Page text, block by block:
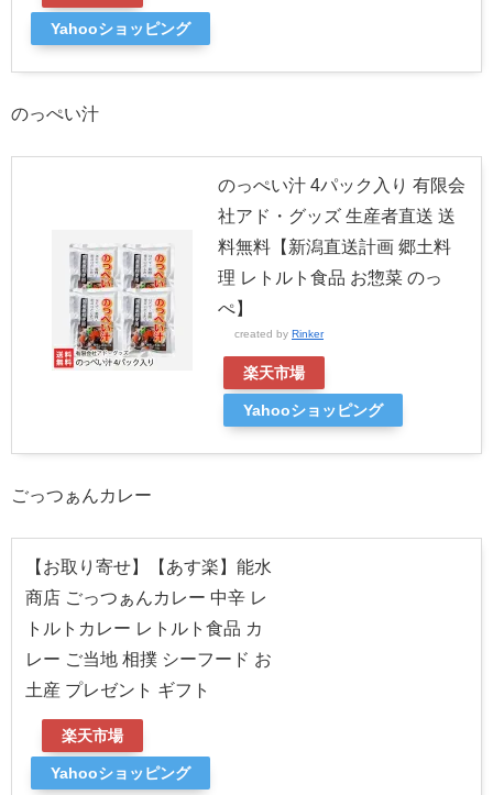
Yahooショッピング
のっぺい汁
のっぺい汁 4パック入り 有限会
社アド・グッズ 生産者直送 送
料無料【新潟直送計画 郷土料
理 レトルト食品 お惣菜 のっ
ぺ】
created by Rinker
楽天市場
Yahooショッピング
ごっつぁんカレー
【お取り寄せ】【あす楽】能水
商店 ごっつぁんカレー 中辛 レ
トルトカレー レトルト食品 カ
レー ご当地 相撲 シーフード お
土産 プレゼント ギフト
楽天市場
Yahooショッピング